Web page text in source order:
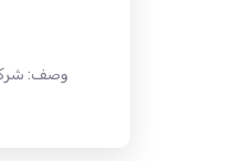
وصف: